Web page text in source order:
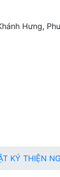
Hưng,
KÝ THIỆN